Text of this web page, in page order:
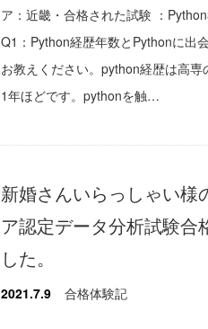
ア：近畿・合格された試験 ：
Q1：Python経歴年数とPythonに出
お教えください。python経歴は高
1年ほどです。pythonを触…
新婚さんいらっしゃい様
ア認定データ分析試験合
した。
2021.7.9 合格体験記